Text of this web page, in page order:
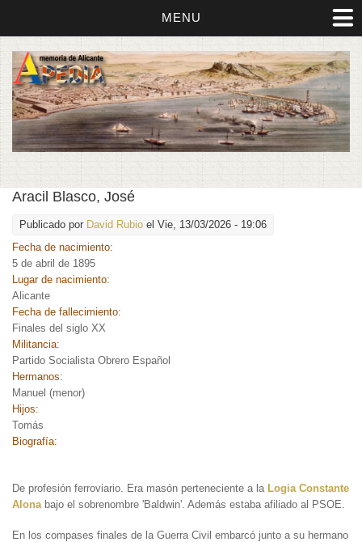
MENU
Aracil Blasco, José
Publicado por David Rubio el Vie, 13/03/2026 - 19:06
Fecha de nacimiento:
5 de abril de 1895
Lugar de nacimiento:
Alicante
Fecha de fallecimiento:
Finales del siglo XX
Militancia:
Partido Socialista Obrero Español
Hermanos:
Manuel (menor)
Hijos:
Tomás
Biografía:
De profesión ferroviario. Era masón perteneciente a la Logia Constante
Alona bajo el sobrenombre 'Baldwin'. Además estaba afiliado al PSOE.
En los compases finales de la Guerra Civil embarcó junto a su hermano